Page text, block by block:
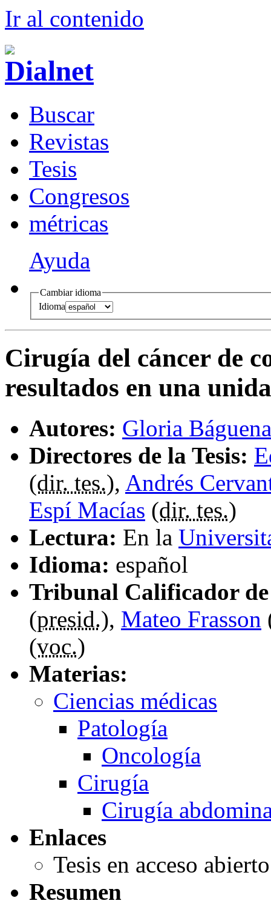
Ir al contenido
Buscar
Revistas
Tesis
Congresos
métricas
Ayuda
Cambiar idioma
Idioma
Cirugía del cáncer de
resultados en una
Autores: Gloria
Directores de la Tesis:
(dir. tes.), Andrés
Espí Macías (dir. tes.)
Lectura: En la
Idioma: español
Tribunal Calificador de
(presid.), Mateo Frasson
(voc.)
Materias:
Ciencias médicas
Patología
Oncología
Cirugía
Cirugía
Enlaces
Tesis en acceso
Resumen